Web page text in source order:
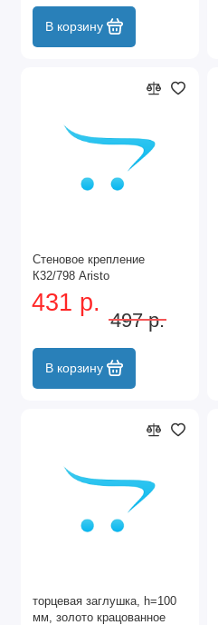
В корзину
Стеновое крепление
К32/798 Aristo
431 р.
497 р.
В корзину
торцевая заглушка, h=100
мм, золото крацованное